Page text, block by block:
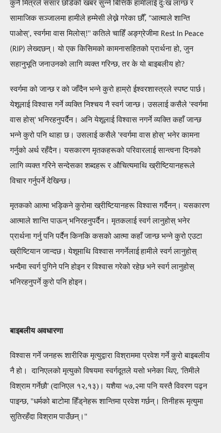
कुनै मित्रले संसार छोडेको खबर सुन्ने बित्तिकै हामीलाई दुःख लाग्छ र
सामाजिक सञ्जालमाहामीले हम्मेसी लेख्ने गरेका छौँ, "आत्माले शान्ति
पाओस्', स्वर्गमा वास मिलोस्!'' कतिले चाहिँ अङ्ग्रेजीमा Rest In Peace
(RIP) लेख्दछन्।यो एककिसिमको कामनासहितको प्रार्थना हो, जुन
सहानुभूति जनाउनको लागि व्यक्त गरिन्छ, तर के यो बाइबलीय हो?
स्वर्गमा को जान्छ र को जाँदैन भन्ने कुरोहाम्रोईश्वरशास्त्रलेस्पष्टपार्छ।
येशूलाई विश्वास गर्ने व्यक्ति निश्चय नै स्वर्ग जान्छ। उसलाई कसैले 'स्वर्गमा
वास होस्' भनिरहनुपर्दैन। अनि येशूलाई विश्वास नगर्ने व्यक्ति कहाँ जान्छ
भन्ने कुरो पनि थाहा छ।उसलाई कसैले 'स्वर्गमा वास होस्' भनेर कामना
गर्नुको अर्थ रहँदैन।यसकारणमृतकहरूको परिवारलाई सान्त्वनादिनको
लागिव्यक्त गरिने सन्देसका शब्दहरू र औचित्यमाथिख्रीष्टियानहरूले
विचार गर्नुपर्ने देखिन्छ।
मृतकको आत्मा भड्किने कुरोमा ख्रीष्टियानहरू विश्वास गर्दैनन्। यसकारण
आत्माले शान्ति पाऊन् भनिरहनुपर्दैन। मृतकलाई स्वर्ग लानुहोस् भनेर
प्रार्थना गर्नु पनि पर्दैन किनकिकसको आत्मा कहाँ जान्छ भन्ने कुरोएउटा
ख्रीष्टियान जान्दछ। येशूमाथि विश्वास नगर्नेलाईहामीलेस्वर्गलानुहोस्
भन्दैमा स्वर्ग पुगिने पनि होइन र विश्वास गरेको रहेछ भने स्वर्ग लानुहोस्
भनिरहनुपर्ने कुरो पनि होइन।
बाइबलीय अवधारणा
विश्वास गर्ने जनहरू शारीरिक मृत्युद्वारा विश्राममा प्रवेश गर्ने कुरो बाइबलीय
नै हो। दानिएलको मृत्युको विषयमा स्वर्गदूतले यसो भनेका थिए, 'तिमीले
विश्राम गर्नेछौ' (दानिएल १२,१३)। यशैया ५७,२मा पनि यस्तै विवरण पढ्न
पाइन्छ, ''धर्मको बाटोमा हिँड्‌नेहरू शान्‍तिमा प्रवेश गर्छन्‌। तिनीहरू मृत्‍युमा
सुतिरहँदा विश्राम पाउँछन्‌।''